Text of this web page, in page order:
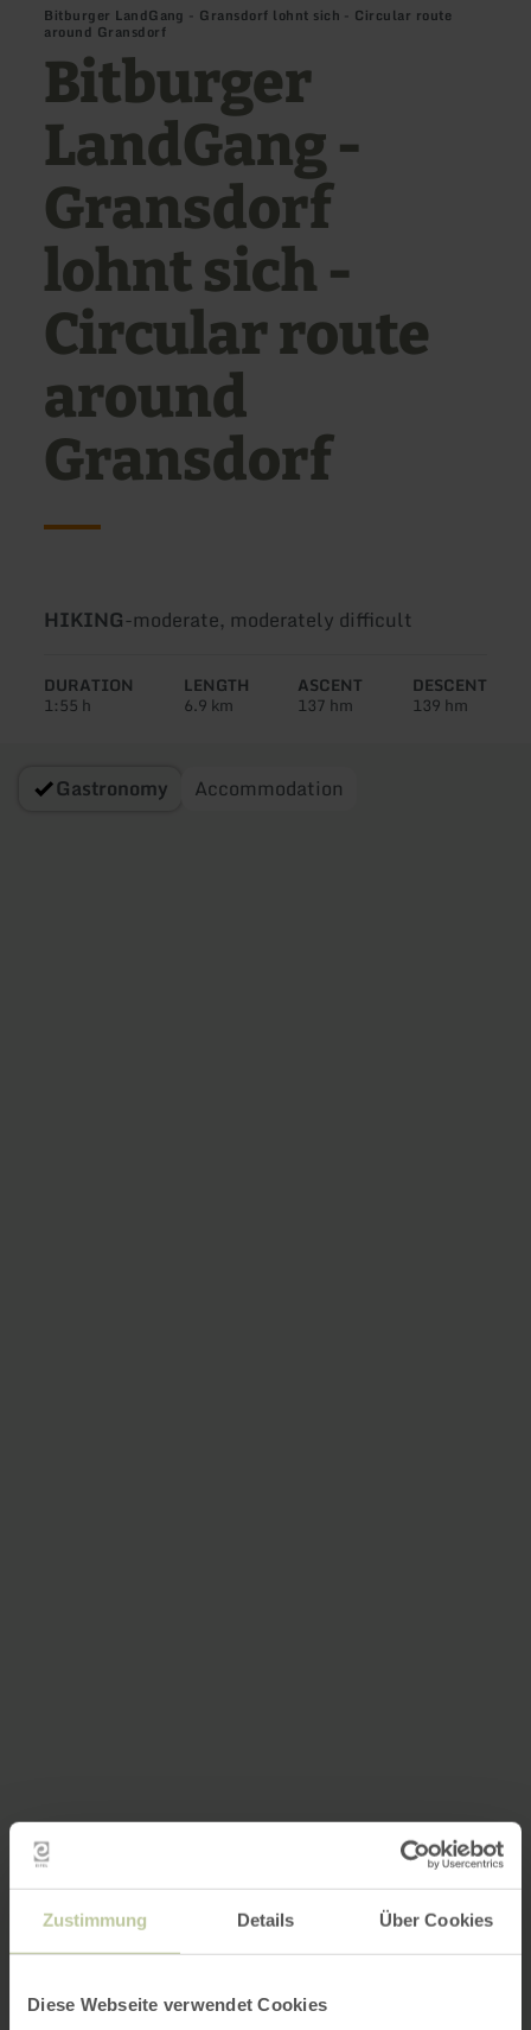
Zustimmung Details Über Cookies
Diese Webseite verwendet Cookies
Bitburger LandGang - Gransdorf lohnt sich - Circular route
around Gransdorf
Bitburger
LandGang -
Gransdorf
lohnt sich -
Circular route
around
Gransdorf
Type
tour:
HIKING-Difficulty:
moderate, moderately difficult
DURATION
1:55 h
LENGTH
6.9 km
ASCENT
137 hm
DESCENT
139 hm
Gastronomy Accommodation